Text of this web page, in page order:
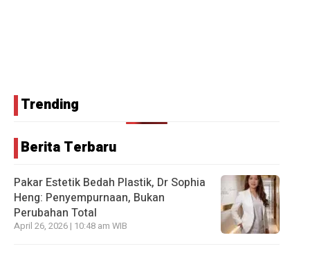
Trending
Berita Terbaru
Pakar Estetik Bedah Plastik, Dr Sophia
Heng: Penyempurnaan, Bukan
Perubahan Total
April 26, 2026 | 10:48 am WIB